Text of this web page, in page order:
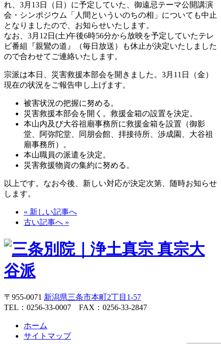
れ、3月13日（日）に予定していた、御遠忌テーマ公開講演
会・シンポジウム「人間といういのちの相」についても中止
となりましたので、お知らせいたします。
なお、3月12日(土)午後6時56分から放映を予定していたテレ
ビ番組『親鸞の道』（毎日放送）も休止が決定いたしました
ので合わせてご連絡いたします。
宗派は本日、災害救援本部会を開きました。3月11日（金）
現在の状況をご報告申し上げます。
被害状況の把握に努める。
災害救援本部会を開く。救援金箱の設置を決定。
本山内及び大谷祖廟事務所に救援金箱を設置（御影
堂、阿弥陀堂、同朋会館、拝接待所、渉成園、大谷祖
廟事務所）。
本山職員の派遣を決定。
災害救援物資の集約に努める。
以上です。なお今後、新しい対応が決定次第、随時お知らせ
します。
« 新しい記事へ
古い記事へ »
〒955-0071 新潟県三条市本町2丁目1-57
TEL：0256-33-0007 FAX：0256-33-2847
ホーム
サイトマップ